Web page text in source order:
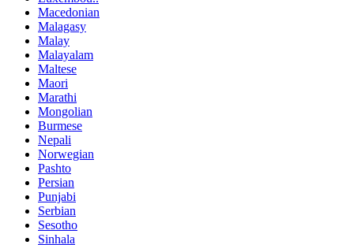
Macedonian
Malagasy
Malay
Malayalam
Maltese
Maori
Marathi
Mongolian
Burmese
Nepali
Norwegian
Pashto
Persian
Punjabi
Serbian
Sesotho
Sinhala